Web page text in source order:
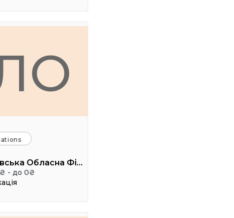
Львівська Обласна Філармонія
- до 0₴